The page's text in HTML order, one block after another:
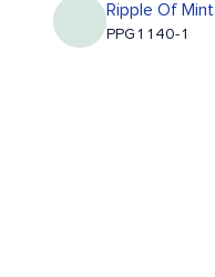
Ripple Of Mint
PPG1140-1